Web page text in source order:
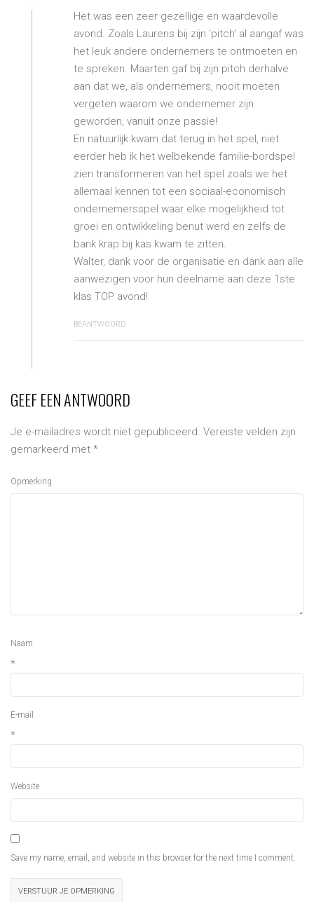
Het was een zeer gezellige en waardevolle
avond. Zoals Laurens bij zijn ‘pitch’ al aangaf was
het leuk andere ondernemers te ontmoeten en
te spreken. Maarten gaf bij zijn pitch derhalve
aan dat we, als ondernemers, nooit moeten
vergeten waarom we ondernemer zijn
geworden, vanuit onze passie!
En natuurlijk kwam dat terug in het spel, niet
eerder heb ik het welbekende familie-bordspel
zien transformeren van het spel zoals we het
allemaal kennen tot een sociaal-economisch
ondernemersspel waar elke mogelijkheid tot
groei en ontwikkeling benut werd en zelfs de
bank krap bij kas kwam te zitten.
Walter, dank voor de organisatie en dank aan alle
aanwezigen voor hun deelname aan deze 1ste
klas TOP avond!
BEANTWOORD
GEEF EEN ANTWOORD
Je e-mailadres wordt niet gepubliceerd. Vereiste velden zijn
gemarkeerd met *
Opmerking
Naam
*
E-mail
*
Website
Save my name, email, and website in this browser for the next time I comment.